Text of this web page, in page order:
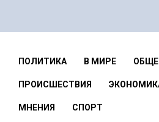
ПОЛИТИКА В МИРЕ
ПРОИСШЕСТВИЯ
МНЕНИЯ СПОРТ